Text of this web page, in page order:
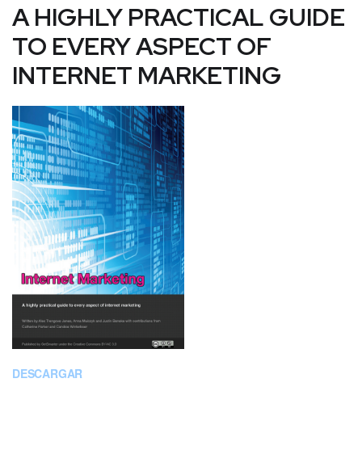
A HIGHLY PRACTICAL GUIDE
TO EVERY ASPECT OF
INTERNET MARKETING
DESCARGAR